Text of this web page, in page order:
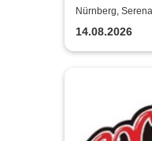
70s & 80s
Nürnberg,
14.08.2026